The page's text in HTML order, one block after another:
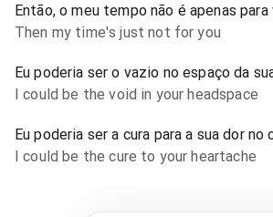
Então, o meu tempo não é apenas para
Then my time's just not for you
Eu poderia ser o vazio no espaço da
I could be the void in your headspace
Eu poderia ser a cura para a sua dor no
I could be the cure to your heartache